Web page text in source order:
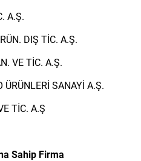
A.Ş.
DIŞ TİC. A.Ş.
VE TİC. A.Ş.
ÜRÜNLERİ SANAYİ A.Ş.
TİC. A.Ş
Sahip Firma